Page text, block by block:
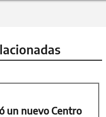
un nuevo Centro